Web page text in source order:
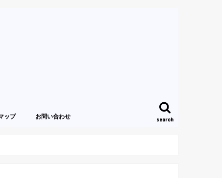
search
ップ お問い合わせ